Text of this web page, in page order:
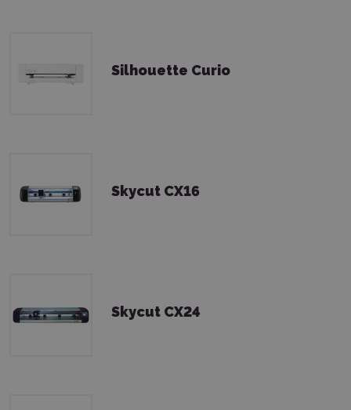
Silhouette Curio
Skycut CX16
Skycut CX24